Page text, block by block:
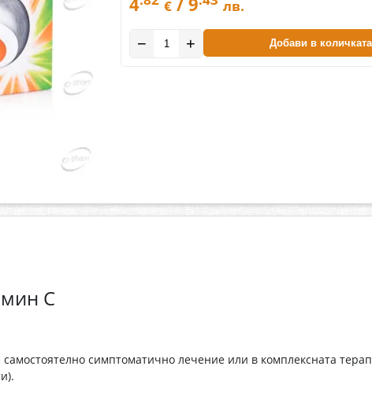
€ лв.
− + Добави в количката
С
симптоматично лечение или в комплексната